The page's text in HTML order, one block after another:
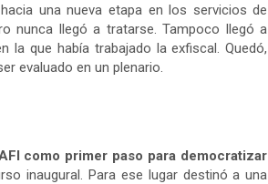
una nueva etapa en los servicios de
nunca llegó a tratarse. Tampoco llegó a
la que había trabajado la exfiscal. Quedó,
evaluado en un plenario.
como primer paso para democratizar
inaugural. Para ese lugar destinó a una